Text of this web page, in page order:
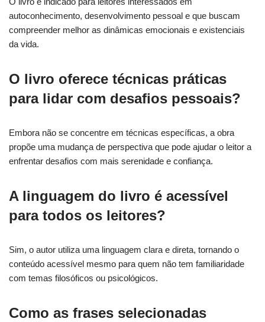
autoconhecimento, desenvolvimento pessoal e que buscam
compreender melhor as dinâmicas emocionais e existenciais
da vida.
O livro oferece técnicas práticas
para lidar com desafios pessoais?
Embora não se concentre em técnicas específicas, a obra
propõe uma mudança de perspectiva que pode ajudar o leitor a
enfrentar desafios com mais serenidade e confiança.
A linguagem do livro é acessível
para todos os leitores?
Sim, o autor utiliza uma linguagem clara e direta, tornando o
conteúdo acessível mesmo para quem não tem familiaridade
com temas filosóficos ou psicológicos.
Como as frases selecionadas